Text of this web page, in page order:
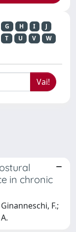
G H I
J
T U V
W
in chronic
F.;